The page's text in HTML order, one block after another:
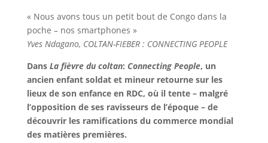
« Nous avons tous un petit bout de Congo dans la
poche – nos smartphones »
Yves Ndagano, COLTAN-FIEBER : CONNECTING PEOPLE
Dans La fièvre du coltan: Connecting People, un
ancien enfant soldat et mineur retourne sur les
lieux de son enfance en RDC, où il tente – malgré
l’opposition de ses ravisseurs de l’époque – de
découvrir les ramifications du commerce mondial
des matières premières.